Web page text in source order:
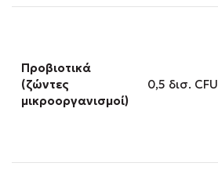
Προβιοτικά
(ζώντες
μικροοργανισμοί)
0,5 δισ. CFU